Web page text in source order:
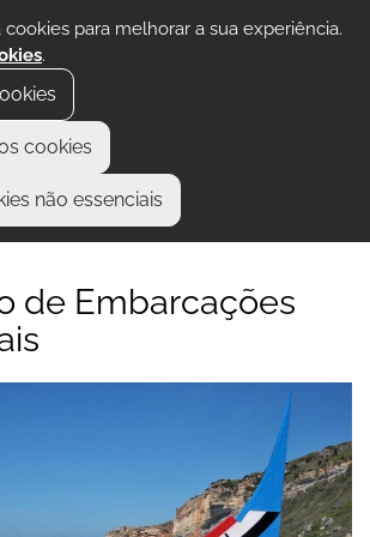
cookies para melhorar a sua experiência.
.
cookies
não essenciais
de Embarcações